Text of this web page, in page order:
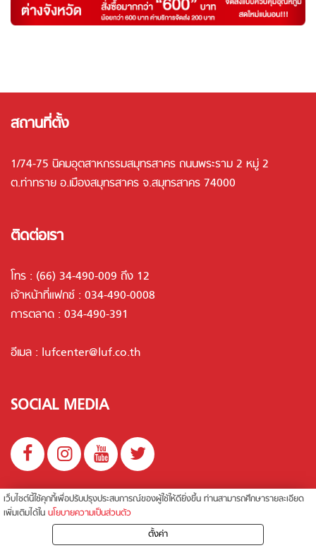
สถานที่ตั้ง
1/74-75 นิคมอุตสาหกรรมสมุทรสาคร ถนนพระราม 2 หมู่ 2
ต.ท่าทราย อ.เมืองสมุทรสาคร จ.สมุทรสาคร 74000
ติดต่อเรา
โทร : (66) 34-490-009 ถึง 12
เจ้าหน้าที่แฟกซ์ : 034-490-0008
การตลาด : 034-490-391
อีเมล : lufcenter@luf.co.th
SOCIAL MEDIA
นโยบายความเป็นส่วนตัว
เว็บไซต์นี้ใช้คุกกี้เพื่อปรับปรุงประสบการณ์ของผู้ใช้ให้ดียิ่งขึ้น ท่านสามารถศึกษารายละเอียด
เพิ่มเติมได้ใน นโยบายความเป็นส่วนตัว
ตั้งค่า